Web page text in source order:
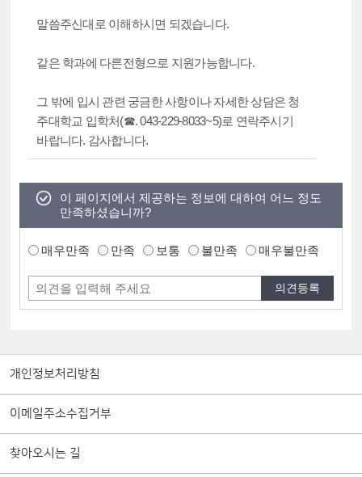
말씀주신대로 이해하시면 되겠습니다.
같은 학과에 다른전형으로 지원가능합니다.
그 밖에 입시 관련 궁금한 사항이나 자세한 상담은 청
주대학교 입학처(☎. 043-229-8033~5)로 연락주시기
바랍니다. 감사합니다.
이 페이지에서 제공하는 정보에 대하여 어느 정도
만족하셨습니까?
매우만족 만족 보통 불만족 매우불만족
개인정보처리방침
이메일주소수집거부
찾아오시는 길